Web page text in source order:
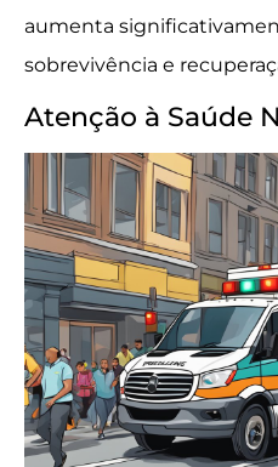
aumenta
sobrevivência e
Atenção à Saúde